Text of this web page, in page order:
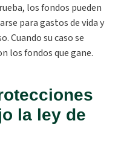
los fondos pueden
para gastos de vida y
Cuando su caso se
los fondos que gane.
la ley de